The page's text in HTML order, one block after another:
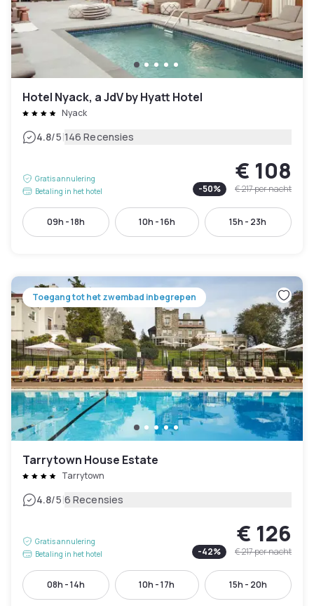
Hotel Nyack, a JdV by Hyatt Hotel
Nyack
4.8/5|146 Recensies
Gratis annulering
Betaling in het hotel
€ 108
-50% € 217per nacht
09h - 18h 10h - 16h 15h - 23h
Toegang tot het zwembad inbegrepen
Tarrytown House Estate
Tarrytown
4.8/5|6 Recensies
Gratis annulering
Betaling in het hotel
€ 126
-42% € 217per nacht
08h - 14h 10h - 17h 15h - 20h